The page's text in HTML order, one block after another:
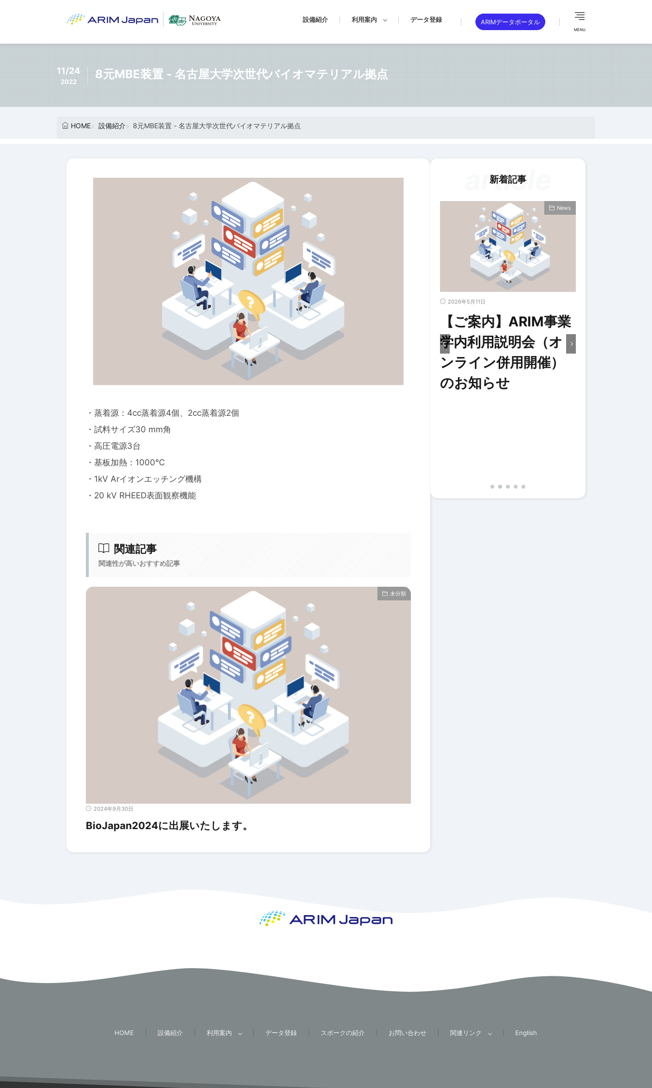
設備紹介 利用案内 データ登録 ARIMデータポータル
MENU
11/24
2022
8元MBE装置 - 名古屋大学次世代バイオマテリアル拠点
HOME 設備紹介 8元MBE装置 - 名古屋大学次世代バイオマテリアル拠点
・蒸着源：4cc蒸着源4個、2cc蒸着源2個
・試料サイズ30 mm角
・高圧電源3台
・基板加熱：1000℃
・1kV Arイオンエッチング機構
・20 kV RHEED表面観察機能
関連記事
関連性が高いおすすめ記事
未分類
2024年9月30日
BioJapan2024に出展いたします。
新着記事
article
News
2025年10月1日
リアルな実験データ
でマテリアルAI研究
を加速する新データ
サービス開始!
2026年6月1日
高校生・高専生・大学
1・2年生向け
「TOKAI SEMICON
DAY」を 2026年8月
News
2026年5月11日
【ご案内】ARIM事業
学内利用説明会（オ
ンライン併用開催）
のお知らせ
HOME 設備紹介 利用案内 データ登録 スポークの紹介 お問い合わせ 関連リンク English